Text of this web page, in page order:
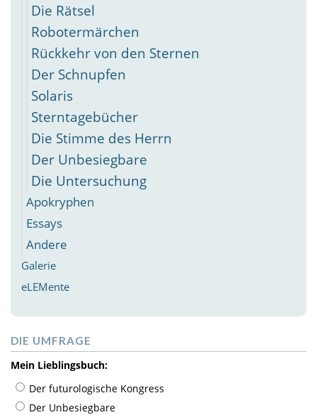
Die Rätsel
Robotermärchen
Rückkehr von den Sternen
Der Schnupfen
Solaris
Sterntagebücher
Die Stimme des Herrn
Der Unbesiegbare
Die Untersuchung
Apokryphen
Essays
Andere
Galerie
eLEMente
DIE UMFRAGE
Mein Lieblingsbuch:
Der futurologische Kongress
Der Unbesiegbare